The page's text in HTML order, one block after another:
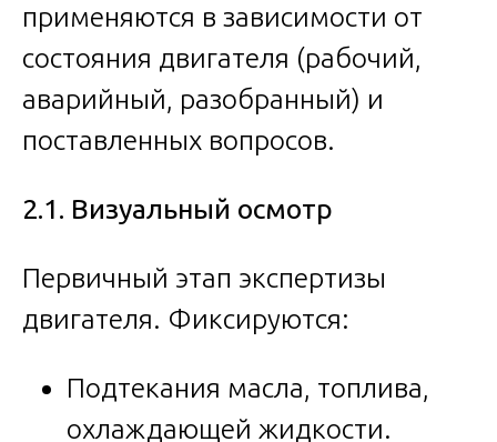
применяются в зависимости от
состояния двигателя (рабочий,
аварийный, разобранный) и
поставленных вопросов.
2.1. Визуальный осмотр
Первичный этап экспертизы
двигателя. Фиксируются:
Подтекания масла, топлива,
охлаждающей жидкости.